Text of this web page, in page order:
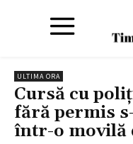
ULTIMA ORA
Cursă cu
fără permis
într-o movilă